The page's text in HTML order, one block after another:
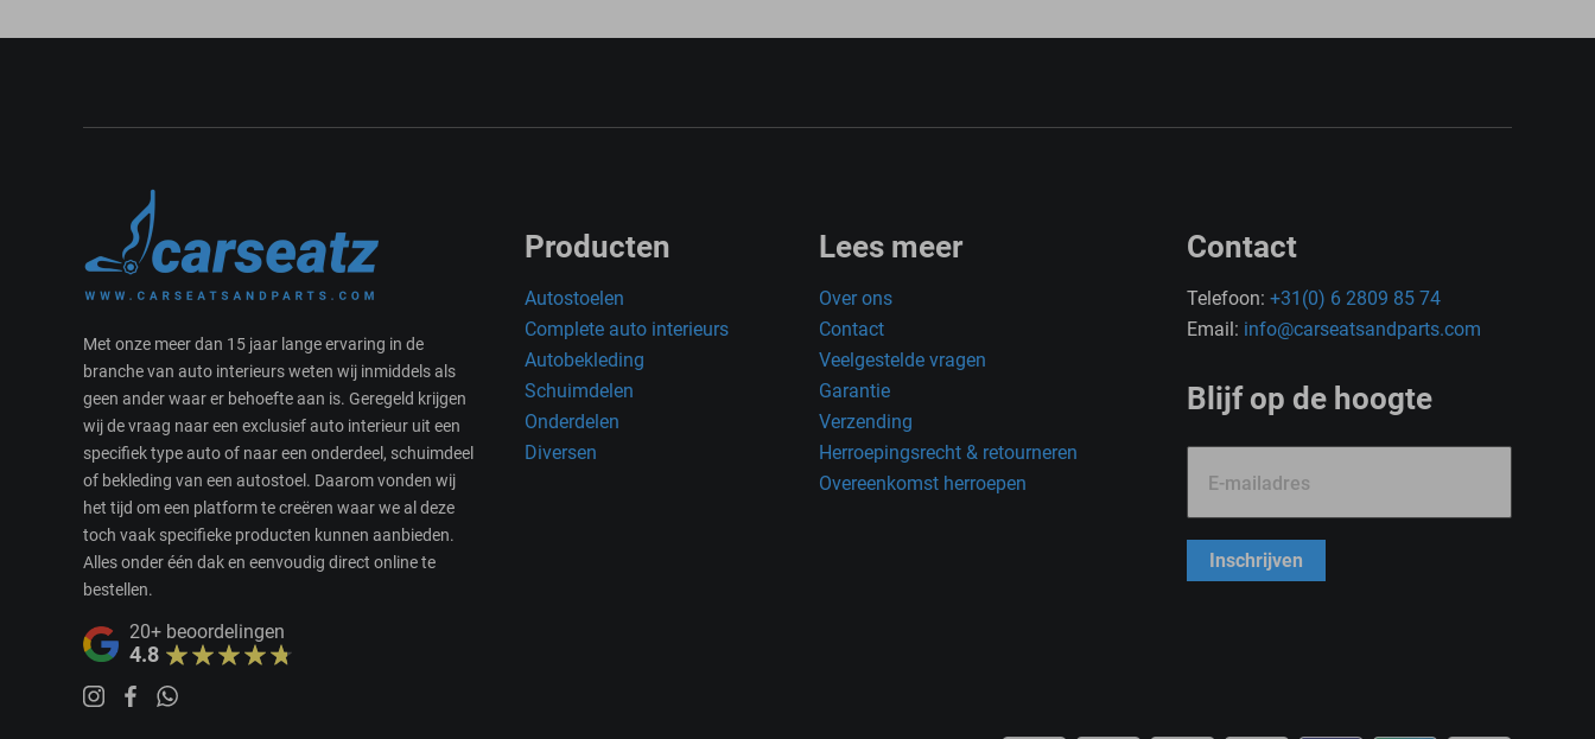
Met onze meer dan 15 jaar lange ervaring in de
branche van auto interieurs weten wij inmiddels als
geen ander waar er behoefte aan is. Geregeld krijgen
wij de vraag naar een exclusief auto interieur uit een
specifiek type auto of naar een onderdeel, schuimdeel
of bekleding van een autostoel. Daarom vonden wij
het tijd om een platform te creëren waar we al deze
toch vaak specifieke producten kunnen aanbieden.
Alles onder één dak en eenvoudig direct online te
bestellen.
20+beoordelingen
4.8
Producten
Autostoelen
Complete auto interieurs
Autobekleding
Schuimdelen
Onderdelen
Diversen
Lees meer
Over ons
Contact
Veelgestelde vragen
Garantie
Verzending
Herroepingsrecht & retourneren
Overeenkomst herroepen
Contact
Telefoon: +31(0) 6 2809 85 74
Email: info@carseatsandparts.com
Blijf op de hoogte
E-mailadres
Inschrijven